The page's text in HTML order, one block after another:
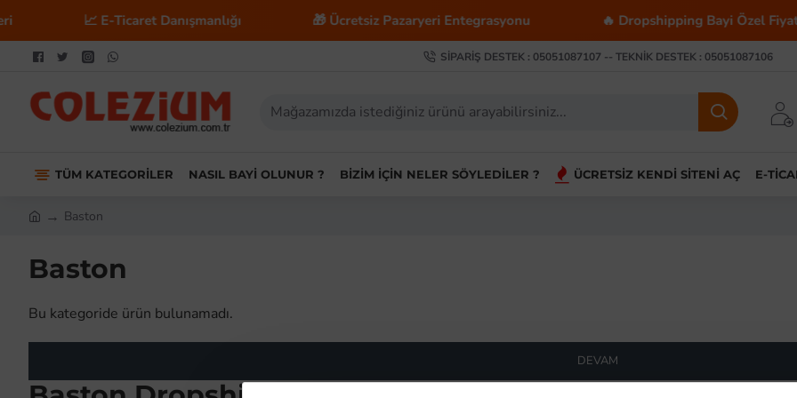
📈 E-Ticaret Danışmanlığı 🎁 Ücretsiz Pazaryeri Entegrasyonu 🔥 Dropshipping Bayi Özel
SIPARIŞ DESTEK : 05051087107 -- TEKNIK DESTEK : 05051087106
TÜM KATEGORILER NASIL BAYI OLUNUR ? BIZIM İÇIN NELER SÖYLEDILER ? ÜCRETSIZ KENDI SITENI AÇ E-
Baston
Baston
Bu kategoride ürün bulunamadı.
DEVAM